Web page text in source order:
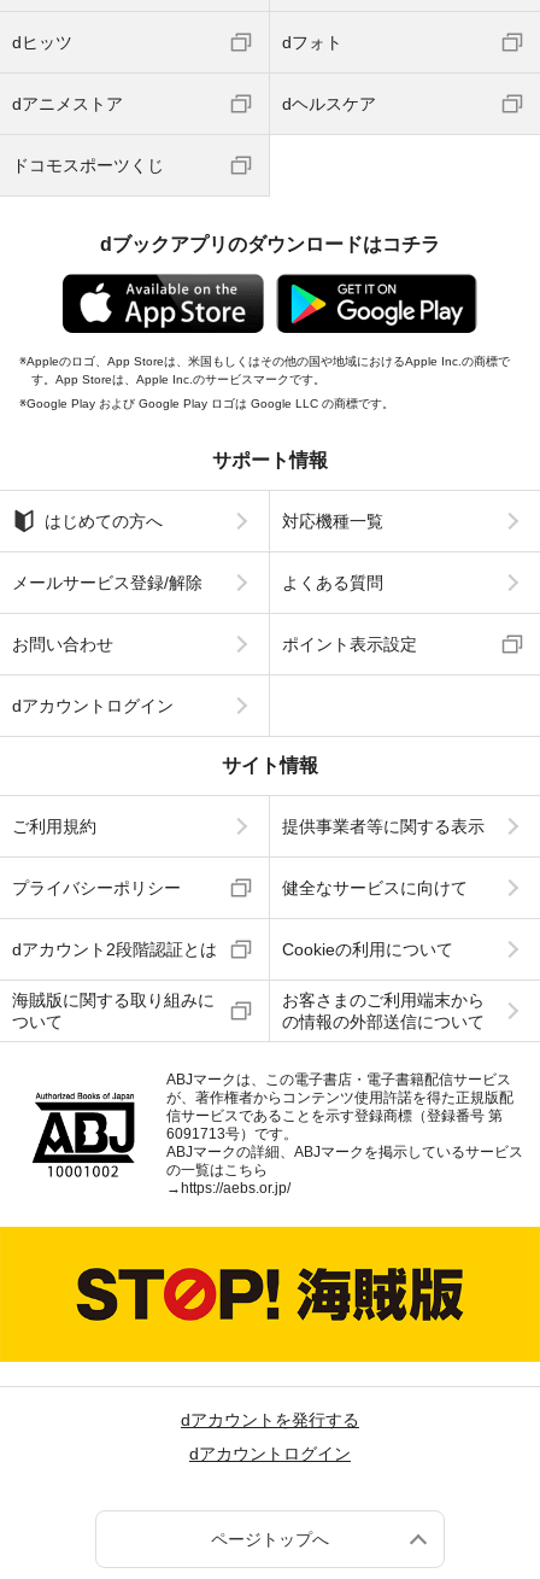
dヒッツ dフォト
dアニメストア dヘルスケア
ドコモスポーツくじ
dブックアプリのダウンロードはコチラ
Appleのロゴ、App Storeは、米国もしくはその他の国や地域におけるApple Inc.の商標で
す。App Storeは、Apple Inc.のサービスマークです。
Google Play および Google Play ロゴは Google LLC の商標です。
サポート情報
はじめての方へ 対応機種一覧
メールサービス登録/解除 よくある質問
お問い合わせ ポイント表示設定
dアカウントログイン
サイト情報
ご利用規約 提供事業者等に関する表示
プライバシーポリシー 健全なサービスに向けて
dアカウント2段階認証とは Cookieの利用について
海賊版に関する取り組みに
ついて
お客さまのご利用端末から
の情報の外部送信について
ABJマークは、この電子書店・電子書籍配信サービス
が、著作権者からコンテンツ使用許諾を得た正規版配
信サービスであることを示す登録商標（登録番号 第
6091713号）です。
ABJマークの詳細、ABJマークを掲示しているサービス
の一覧はこちら
→ https://aebs.or.jp/
dアカウントを発行する
dアカウントログイン
ページトップへ